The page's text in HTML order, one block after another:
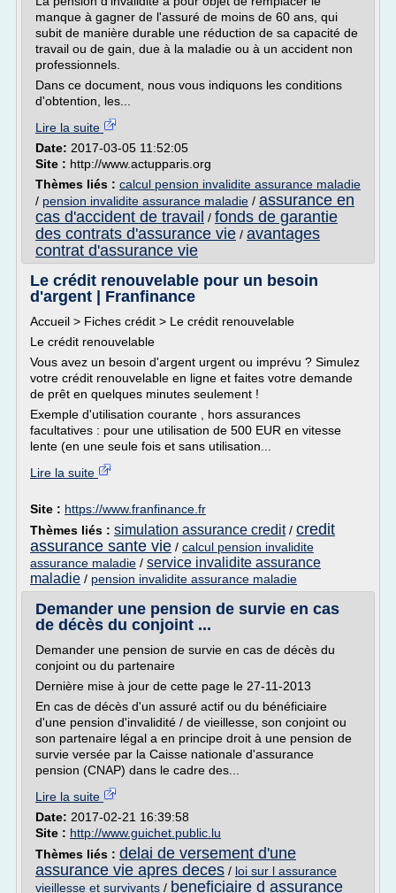
manque à gagner de l'assuré de moins de 60 ans, qui
subit de manière durable une réduction de sa capacité de
travail ou de gain, due à la maladie ou à un accident non
professionnels.
Dans ce document, nous vous indiquons les conditions
d'obtention, les...
Lire la suite
Date: 2017-03-05 11:52:05
Site : http://www.actupparis.org
Thèmes liés : calcul pension invalidite assurance maladie
/ pension invalidite assurance maladie / assurance en
cas d'accident de travail / fonds de garantie
des contrats d'assurance vie / avantages
contrat d'assurance vie
Le crédit renouvelable pour un besoin
d'argent | Franfinance
Accueil > Fiches crédit > Le crédit renouvelable
Le crédit renouvelable
Vous avez un besoin d'argent urgent ou imprévu ? Simulez
votre crédit renouvelable en ligne et faites votre demande
de prêt en quelques minutes seulement !
Exemple d'utilisation courante , hors assurances
facultatives : pour une utilisation de 500 EUR en vitesse
lente (en une seule fois et sans utilisation...
Lire la suite
Site : https://www.franfinance.fr
Thèmes liés : simulation assurance credit/ credit
assurance sante vie / calcul pension invalidite
assurance maladie / service invalidite assurance
maladie / pension invalidite assurance maladie
Demander une pension de survie en cas
de décès du conjoint ...
Demander une pension de survie en cas de décès du
conjoint ou du partenaire
Dernière mise à jour de cette page le 27-11-2013
En cas de décès d'un assuré actif ou du bénéficiaire
d'une pension d'invalidité / de vieillesse, son conjoint ou
son partenaire légal a en principe droit à une pension de
survie versée par la Caisse nationale d'assurance
pension (CNAP) dans le cadre des...
Lire la suite
Date: 2017-02-21 16:39:58
Site : http://www.guichet.public.lu
Thèmes liés : delai de versement d'une
assurance vie apres deces / loi sur l assurance
vieillesse et survivants / beneficiaire d assurance